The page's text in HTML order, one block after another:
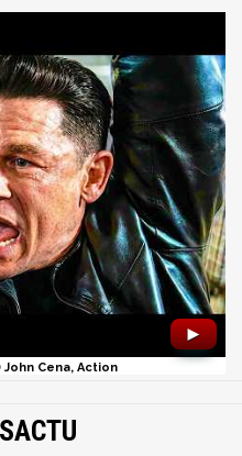
►
John Cena, Action